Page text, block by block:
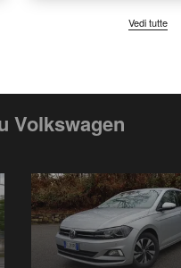
Vedi tutte
Volkswagen